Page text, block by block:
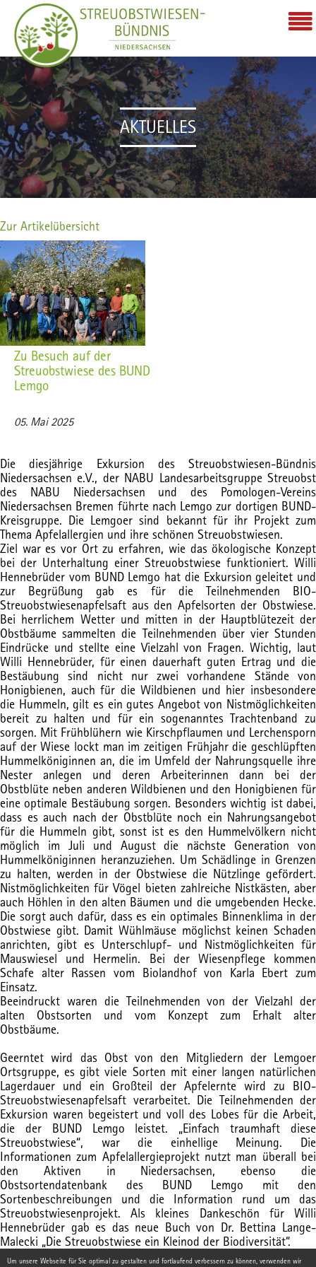
Um unsere Webseite für Sie optimal zu gestalten und fortlaufend verbessern zu können, verwenden wir
AKTUELLES
Zur Artikelübersicht
Zu Besuch auf der
Streuobstwiese des BUND
Lemgo
05. Mai 2025
Die diesjährige Exkursion des Streuobstwiesen-Bündnis
Niedersachsen e.V., der NABU Landesarbeitsgruppe Streuobst
des NABU Niedersachsen und des Pomologen-Vereins
Niedersachsen Bremen führte nach Lemgo zur dortigen BUND-
Kreisgruppe. Die Lemgoer sind bekannt für ihr Projekt zum
Thema Apfelallergien und ihre schönen Streuobstwiesen.
Ziel war es vor Ort zu erfahren, wie das ökologische Konzept
bei der Unterhaltung einer Streuobstwiese funktioniert. Willi
Hennebrüder vom BUND Lemgo hat die Exkursion geleitet und
zur Begrüßung gab es für die Teilnehmenden BIO-
Streuobstwiesenapfelsaft aus den Apfelsorten der Obstwiese.
Bei herrlichem Wetter und mitten in der Hauptblütezeit der
Obstbäume sammelten die Teilnehmenden über vier Stunden
Eindrücke und stellte eine Vielzahl von Fragen. Wichtig, laut
Willi Hennebrüder, für einen dauerhaft guten Ertrag und die
Bestäubung sind nicht nur zwei vorhandene Stände von
Honigbienen, auch für die Wildbienen und hier insbesondere
die Hummeln, gilt es ein gutes Angebot von Nistmöglichkeiten
bereit zu halten und für ein sogenanntes Trachtenband zu
sorgen. Mit Frühblühern wie Kirschpflaumen und Lerchensporn
auf der Wiese lockt man im zeitigen Frühjahr die geschlüpften
Hummelköniginnen an, die im Umfeld der Nahrungsquelle ihre
Nester anlegen und deren Arbeiterinnen dann bei der
Obstblüte neben anderen Wildbienen und den Honigbienen für
eine optimale Bestäubung sorgen. Besonders wichtig ist dabei,
dass es auch nach der Obstblüte noch ein Nahrungsangebot
für die Hummeln gibt, sonst ist es den Hummelvölkern nicht
möglich im Juli und August die nächste Generation von
Hummelköniginnen heranzuziehen. Um Schädlinge in Grenzen
zu halten, werden in der Obstwiese die Nützlinge gefördert.
Nistmöglichkeiten für Vögel bieten zahlreiche Nistkästen, aber
auch Höhlen in den alten Bäumen und die umgebenden Hecke.
Die sorgt auch dafür, dass es ein optimales Binnenklima in der
Obstwiese gibt. Damit Wühlmäuse möglichst keinen Schaden
anrichten, gibt es Unterschlupf- und Nistmöglichkeiten für
Mauswiesel und Hermelin. Bei der Wiesenpflege kommen
Schafe alter Rassen vom Biolandhof von Karla Ebert zum
Einsatz.
Beeindruckt waren die Teilnehmenden von der Vielzahl der
alten Obstsorten und vom Konzept zum Erhalt alter
Obstbäume.
Geerntet wird das Obst von den Mitgliedern der Lemgoer
Ortsgruppe, es gibt viele Sorten mit einer langen natürlichen
Lagerdauer und ein Großteil der Apfelernte wird zu BIO-
Streuobstwiesenapfelsaft verarbeitet. Die Teilnehmenden der
Exkursion waren begeistert und voll des Lobes für die Arbeit,
die der BUND Lemgo leistet. „Einfach traumhaft diese
Streuobstwiese“, war die einhellige Meinung. Die
Informationen zum Apfelallergieprojekt nutzt man überall bei
den Aktiven in Niedersachsen, ebenso die
Obstsortendatenbank des BUND Lemgo mit den
Sortenbeschreibungen und die Information rund um das
Streuobstwiesenprojekt. Als kleines Dankeschön für Willi
Hennebrüder gab es das neue Buch von Dr. Bettina Lange-
Malecki „Die Streuobstwiese ein Kleinod der Biodiversität“.